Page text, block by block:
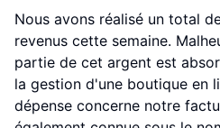
Nous avons réalisé un total
revenus cette semaine.
partie de cet argent est
la gestion d'une boutique en
dépense concerne notre